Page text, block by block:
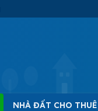
NHÀ ĐẤT CHO THUÊ